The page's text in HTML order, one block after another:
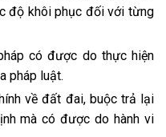
độ khôi phục đối với từng
có được do thực hiện
pháp luật.
về đất đai, buộc trả lại
mà có được do hành vi